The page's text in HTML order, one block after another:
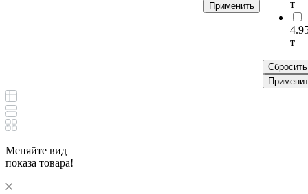
Применить
т
т
Сбросить
Меняйте вид
показа товара!